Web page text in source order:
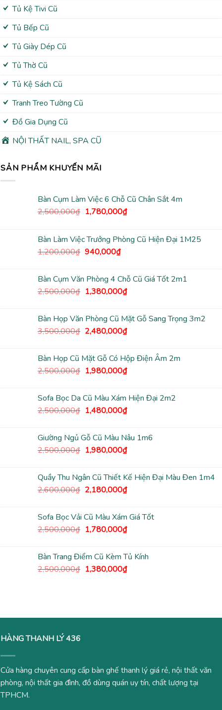
Tủ Kệ Tivi Cũ
Tủ Bếp Cũ
Tủ Giày Dép Cũ
Tủ Thờ Cũ
Tủ Kệ Sách Cũ
Tranh Treo Tường Cũ
Đồ Gia Dụng Cũ
NỘI THẤT NAIL, SPA CŨ
SẢN PHẨM KHUYẾN MÃI
Bàn Cụm Làm Việc 6 Chỗ Cũ Chân Sắt 4m
2,500,000₫ Giá
2,500,000₫.
1,780,000₫Giá
là:
Bàn Làm Việc Trưởng Phòng Cũ Hiện Đại 1M25
1,200,000₫ Giá
1,200,000₫.
940,000₫Giá
là:
940,000₫.
Bàn Cụm Văn Phòng 4 Chỗ Cũ Giá Tốt 2m1
2,500,000₫ Giá
2,500,000₫.
1,380,000₫Giá
là:
1,380,000₫.
Bàn Họp Văn Phòng Cũ Mặt Gỗ Sang Trọng 3m2
3,500,000₫ Giá
3,500,000₫.
2,480,000₫Giá
là:
2,480,000₫.
Bàn Họp Cũ Mặt Gỗ Có Hộp Điện Âm 2m
2,500,000₫ Giá
2,500,000₫.
1,980,000₫Giá
là:
1,980,000₫.
Sofa Bọc Da Cũ Màu Xám Hiện Đại 2m2
2,500,000₫ Giá
2,500,000₫.
1,480,000₫Giá
là:
1,480,000₫.
Giường Ngủ Gỗ Cũ Màu Nâu 1m6
2,500,000₫ Giá
2,500,000₫.
1,980,000₫Giá
là:
1,980,000₫.
Quầy Thu Ngân Cũ Thiết Kế Hiện Đại Màu Đen 1m4
2,600,000₫ Giá
2,600,000₫.
2,180,000₫Giá
là:
2,180,000₫.
Sofa Bọc Vải Cũ Màu Xám Giá Tốt
2,500,000₫ Giá
2,500,000₫.
1,780,000₫Giá
là:
1,780,000₫.
Bàn Trang Điểm Cũ Kèm Tủ Kính
2,500,000₫ Giá
1,380,000₫Giá
HÀNG THANH LÝ 436
Cửa hàng chuyên cung cấp bàn ghế thanh lý giá rẻ, nội thất văn
phòng, nội thất gia đình, đồ dùng quán uy tín, chất lượng tại
TPHCM.